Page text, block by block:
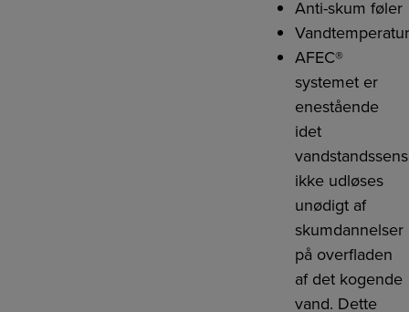
Anti-skum føler
AFEC®
systemet er
enestående
idet
ikke udløses
unødigt af
skumdannelser
på overfladen
af det kogende
vand. Dette